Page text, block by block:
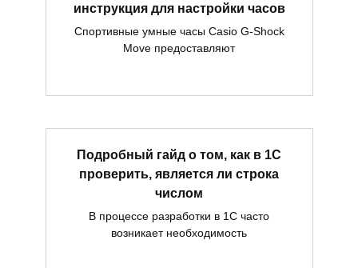
инструкция для настройки часов
Спортивные умные часы Casio G-Shock
Move предоставляют
Подробный гайд о том, как в 1С
проверить, является ли строка
числом
В процессе разработки в 1С часто
возникает необходимость